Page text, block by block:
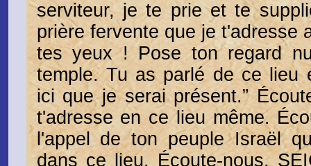
serviteur, je te prie et te
prière fervente que je t'adresse
tes yeux ! Pose ton regard
temple. Tu as parlé de ce lieu
ici que je serai présent.”
t'adresse en ce lieu même.
l'appel de ton peuple Israël
dans ce lieu. Écoute-nous,